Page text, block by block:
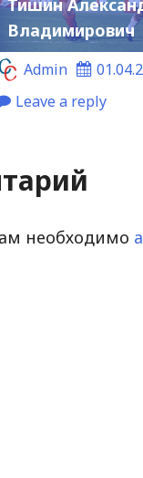
Тишин
Владимирович
Admin
Leave a reply
необходимо